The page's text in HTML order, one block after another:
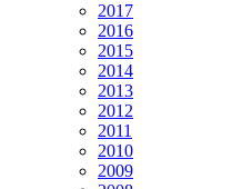
2017
2016
2015
2014
2013
2012
2011
2010
2009